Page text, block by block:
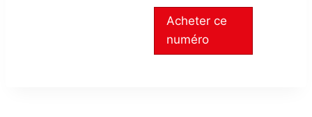
Acheter ce
numéro